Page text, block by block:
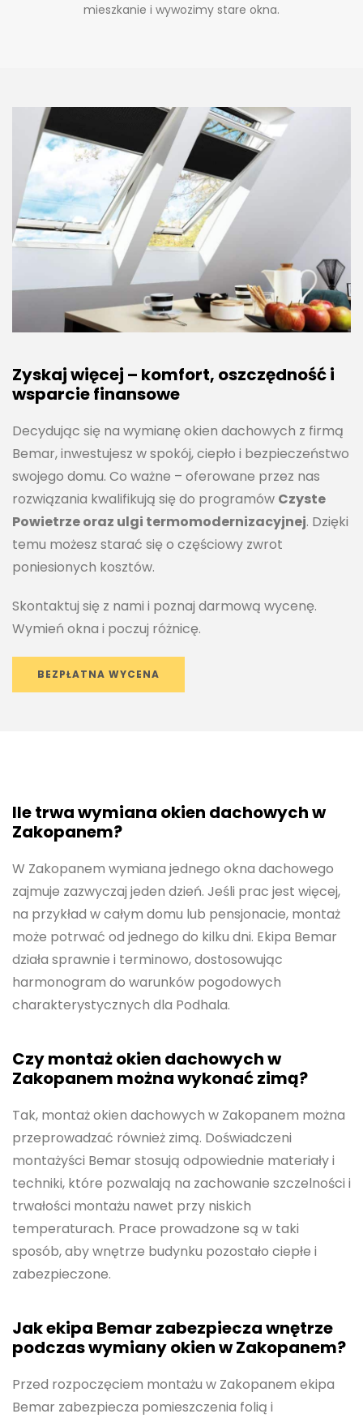
mieszkanie i wywozimy stare okna.
Zyskaj więcej – komfort, oszczędność i
wsparcie finansowe
Decydując się na wymianę okien dachowych z firmą
Bemar, inwestujesz w spokój, ciepło i bezpieczeństwo
swojego domu. Co ważne – oferowane przez nas
rozwiązania kwalifikują się do programów Czyste
Powietrze oraz ulgi termomodernizacyjnej. Dzięki
temu możesz starać się o częściowy zwrot
poniesionych kosztów.
Skontaktuj się z nami i poznaj darmową wycenę.
Wymień okna i poczuj różnicę.
BEZPŁATNA WYCENA
Ile trwa wymiana okien dachowych w
Zakopanem?
W Zakopanem wymiana jednego okna dachowego
zajmuje zazwyczaj jeden dzień. Jeśli prac jest więcej,
na przykład w całym domu lub pensjonacie, montaż
może potrwać od jednego do kilku dni. Ekipa Bemar
działa sprawnie i terminowo, dostosowując
harmonogram do warunków pogodowych
charakterystycznych dla Podhala.
Czy montaż okien dachowych w
Zakopanem można wykonać zimą?
Tak, montaż okien dachowych w Zakopanem można
przeprowadzać również zimą. Doświadczeni
montażyści Bemar stosują odpowiednie materiały i
techniki, które pozwalają na zachowanie szczelności i
trwałości montażu nawet przy niskich
temperaturach. Prace prowadzone są w taki
sposób, aby wnętrze budynku pozostało ciepłe i
zabezpieczone.
Jak ekipa Bemar zabezpiecza wnętrze
podczas wymiany okien w Zakopanem?
Przed rozpoczęciem montażu w Zakopanem ekipa
Bemar zabezpiecza pomieszczenia folią i